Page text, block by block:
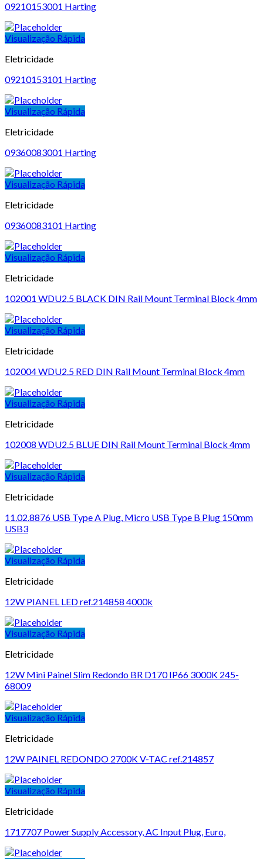
09210153001 Harting
Visualização Rápida
Eletricidade
09210153101 Harting
Visualização Rápida
Eletricidade
09360083001 Harting
Visualização Rápida
Eletricidade
09360083101 Harting
Visualização Rápida
Eletricidade
102001 WDU2.5 BLACK DIN Rail Mount Terminal Block 4mm
Visualização Rápida
Eletricidade
102004 WDU2.5 RED DIN Rail Mount Terminal Block 4mm
Visualização Rápida
Eletricidade
102008 WDU2.5 BLUE DIN Rail Mount Terminal Block 4mm
Visualização Rápida
Eletricidade
11.02.8876 USB Type A Plug, Micro USB Type B Plug 150mm
USB3
Visualização Rápida
Eletricidade
12W PIANEL LED ref.214858 4000k
Visualização Rápida
Eletricidade
12W Mini Painel Slim Redondo BR D170 IP66 3000K 245-
68009
Visualização Rápida
Eletricidade
12W PAINEL REDONDO 2700K V-TAC ref.214857
Visualização Rápida
Eletricidade
1717707 Power Supply Accessory, AC Input Plug, Euro,